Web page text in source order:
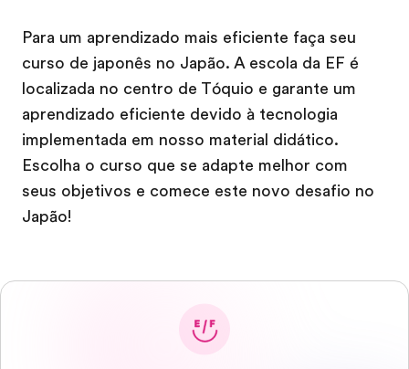
Para um aprendizado mais eficiente faça seu
curso de japonês no Japão. A escola da EF é
localizada no centro de Tóquio e garante um
aprendizado eficiente devido à tecnologia
implementada em nosso material didático.
Escolha o curso que se adapte melhor com
seus objetivos e comece este novo desafio no
Japão!